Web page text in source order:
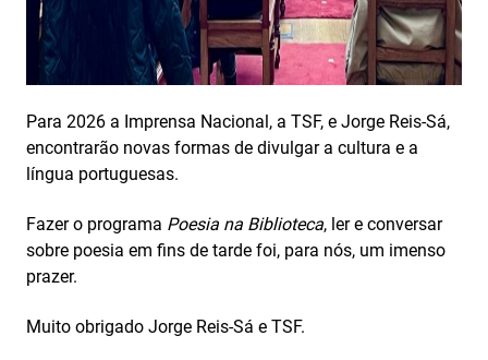
Para 2026 a Imprensa Nacional, a TSF, e Jorge Reis-Sá,
encontrarão novas formas de divulgar a cultura e a
língua portuguesas.
Fazer o programa Poesia na Biblioteca, ler e conversar
sobre poesia em fins de tarde foi, para nós, um imenso
prazer.
Muito obrigado Jorge Reis-Sá e TSF.